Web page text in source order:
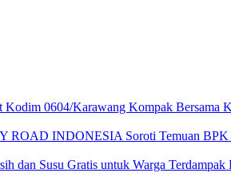
0604/Karawang Kompak Bersama
INDONESIA Soroti Temuan BPK
dan Susu Gratis untuk Warga